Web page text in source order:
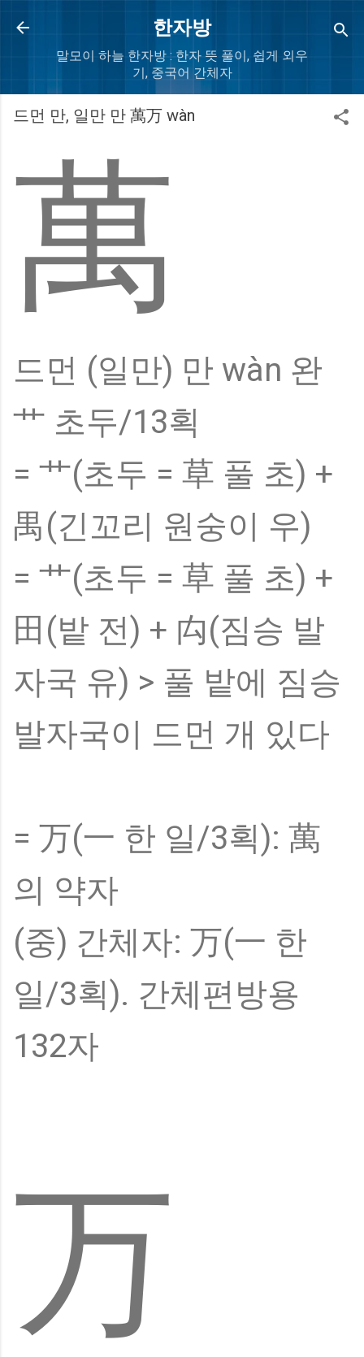
Skip to main content
한자방
말모이 하늘 한자방 : 한자 뜻 풀이, 쉽게 외우
기, 중국어 간체자
드먼 만, 일만 만 萬万 wàn
萬
드먼 (일만) 만 wàn 완
艹 초두/13획
= 艹(초두 = 草 풀 초) +
禺(긴꼬리 원숭이 우)
= 艹(초두 = 草 풀 초) +
田(밭 전) + 禸(짐승 발
자국 유) > 풀 밭에 짐승
발자국이 드먼 개 있다
= 万(一 한 일/3획): 萬
의 약자
(중) 간체자: 万(一 한
일/3획). 간체편방용
132자
万